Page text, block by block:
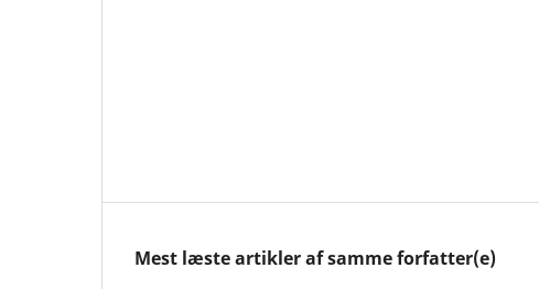
Mest læste artikler af samme forfatter(e)